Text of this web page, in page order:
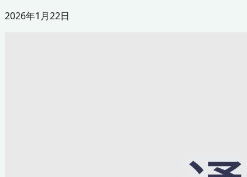
2026年1月22日